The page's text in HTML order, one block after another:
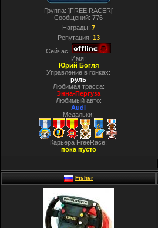
Группа: ]FREE RACER[
Сообщений: 776
Награды: 7
Репутация: 13
Сейчас:
Имя:
Юрий Богля
Управление в гонках:
руль
Любимая трасса:
Энна-Пергуза
Любимый авто:
Audi
Медальки:
Карьера FreeRace:
пока пусто
Fisher